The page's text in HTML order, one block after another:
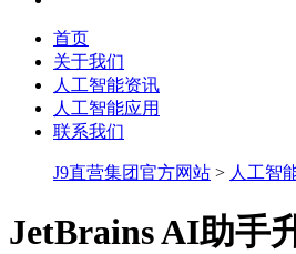
首页
关于我们
人工智能资讯
人工智能应用
联系我们
J9直营集团官方网站 > 人工智
JetBrains AI助手